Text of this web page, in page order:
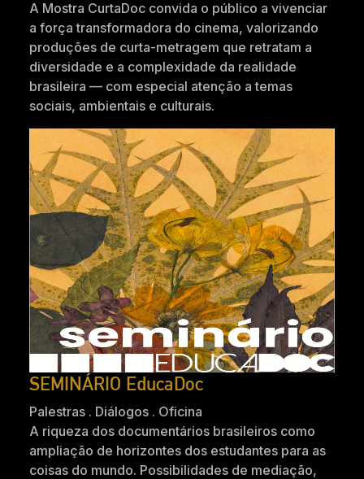
A Mostra CurtaDoc convida o público a vivenciar
a força transformadora do cinema, valorizando
produções de curta-metragem que retratam a
diversidade e a complexidade da realidade
brasileira — com especial atenção a temas
sociais, ambientais e culturais.
SEMINÁRIO EducaDoc
Palestras . Diálogos . Oficina
A riqueza dos documentários brasileiros como
ampliação de horizontes dos estudantes para as
coisas do mundo. Possibilidades de mediação,